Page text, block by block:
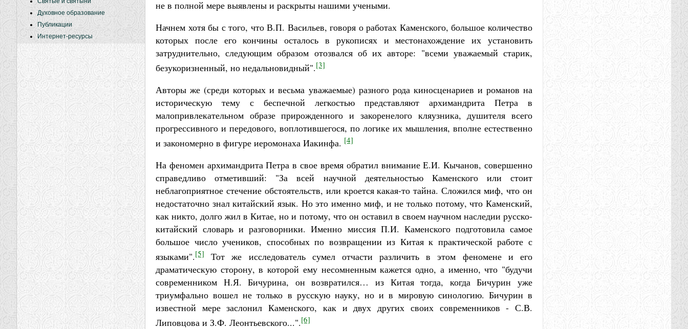
Духовное образование
Публикации
Интернет-ресурсы
не в полной мере выявлены и раскрыты нашими учеными.
Начнем хотя бы с того, что В.П. Васильев, говоря о работах Каменского, большое количество
которых после его кончины осталось в рукописях и местонахождение их установить
затруднительно, следующим образом отозвался об их авторе: "всеми уважаемый старик,
безукоризненный, но недальновидный".[3]
Авторы же (среди которых и весьма уважаемые) разного рода киносценариев и романов на
историческую тему с беспечной легкостью представляют архимандрита Петра в
малопривлекательном образе прирожденного и закоренелого кляузника, душителя всего
прогрессивного и передового, воплотившегося, по логике их мышления, вполне естественно
и закономерно в фигуре иеромонаха Иакинфа. [4]
На феномен архимандрита Петра в свое время обратил внимание Е.И. Кычанов, совершенно
справедливо отметивший: "За всей научной деятельностью Каменского или стоит
неблагоприятное стечение обстоятельств, или кроется какая-то тайна. Сложился миф, что он
недостаточно знал китайский язык. Но это именно миф, и не только потому, что Каменский,
как никто, долго жил в Китае, но и потому, что он оставил в своем научном наследии русско-
китайский словарь и разговорники. Именно миссия П.И. Каменского подготовила самое
большое число учеников, способных по возвращении из Китая к практической работе с
языками".[5]
Тот же исследователь сумел отчасти различить в этом феномене и его
драматическую сторону, в которой ему несомненным кажется одно, а именно, что "будучи
современником Н.Я. Бичурина, он возвратился… из Китая тогда, когда Бичурин уже
триумфально вошел не только в русскую науку, но и в мировую синологию. Бичурин в
известной мере заслонил Каменского, как и двух других своих современников - С.В.
Липовцова и З.Ф. Леонтьевского...".[6]